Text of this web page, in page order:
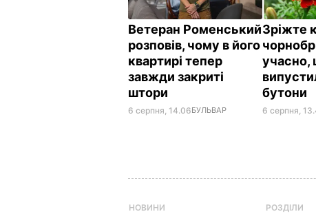
Ветеран Роменський
розповів, чому в його
квартирі тепер
завжди закриті
штори
6 серпня, 14.06БУЛЬВАР
Зріжте
учасно,
бутони
6 серпня,
НОВИНИ РОЗДІЛИ